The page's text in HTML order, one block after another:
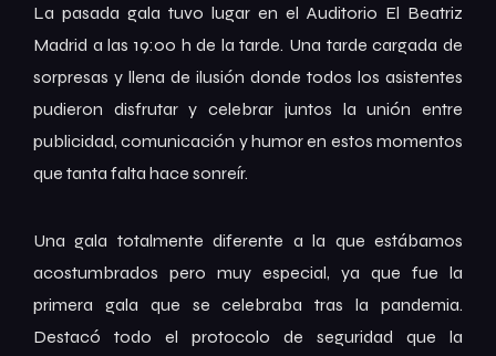
La pasada gala tuvo lugar en el Auditorio El Beatriz
Madrid a las 19:00 h de la tarde. Una tarde cargada de
sorpresas y llena de ilusión donde todos los asistentes
pudieron disfrutar y celebrar juntos la unión entre
publicidad, comunicación y humor en estos momentos
que tanta falta hace sonreír.
Una gala totalmente diferente a la que estábamos
acostumbrados pero muy especial, ya que fue la
primera gala que se celebraba tras la pandemia.
Destacó todo el protocolo de seguridad que la